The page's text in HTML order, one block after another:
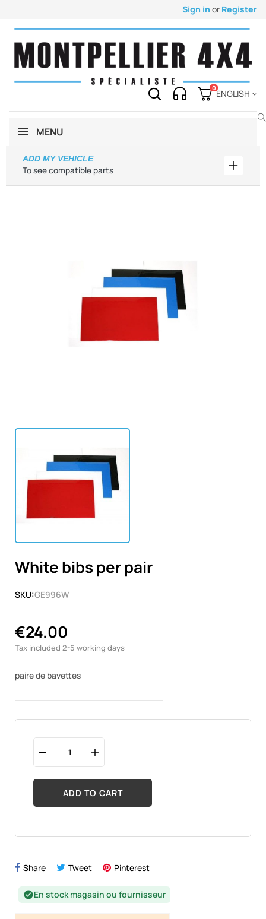
Sign in or Register
0
ENGLISH
MENU
To see compatible parts
ADD MY VEHICLE
Add
White bibs per pair
SKU:GE996W
€24.00
Tax included 2-5 working days
paire de bavettes
ADD TO CART
Share Tweet Pinterest
check_circleEn stock magasin ou fournisseur